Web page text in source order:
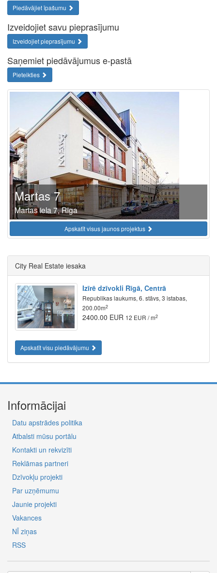
Piedāvājiet īpašumu
Izveidojiet savu pieprasījumu
Izveidojiet pieprasījumu
Saņemiet piedāvājumus e-pastā
Pieteikties
Martas 7
Martas iela 7, Rīga
Apskatīt visus jaunos projektus
City Real Estate iesaka
Izīrē dzīvokli Rīgā, Centrā
Republikas laukums, 6. stāvs, 3 istabas,
200.00m2
2400.00 EUR 12 EUR / m2
Apskatīt visu piedāvājumu
Informācijai
Datu apstrādes politika
Atbalsti mūsu portālu
Kontakti un rekvizīti
Reklāmas partneri
Dzīvokļu projekti
Par uzņēmumu
Jaunie projekti
Vakances
NĪ ziņas
RSS